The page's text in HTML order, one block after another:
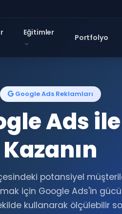
Eğitimler
Portfolyo
Google Ads Reklamları
Ads
Kazanın
potansiyel
için Google Ads'in
kullanarak ölçülebilir